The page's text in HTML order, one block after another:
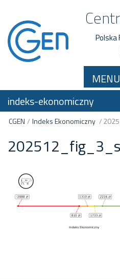
Polska
indeks-ekonomiczny
CGEN / Indeks Ekonomiczny /